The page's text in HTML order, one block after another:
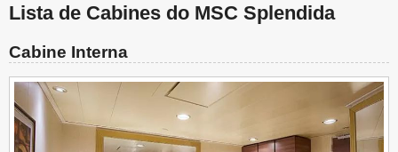
Lista de Cabines do MSC Splendida
Cabine Interna